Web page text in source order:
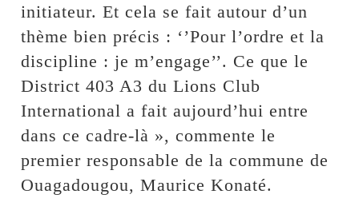
initiateur. Et cela se fait autour d’un
thème bien précis : ‘’Pour l’ordre et la
discipline : je m’engage’’. Ce que le
District 403 A3 du Lions Club
International a fait aujourd’hui entre
dans ce cadre-là », commente le
premier responsable de la commune de
Ouagadougou, Maurice Konaté.